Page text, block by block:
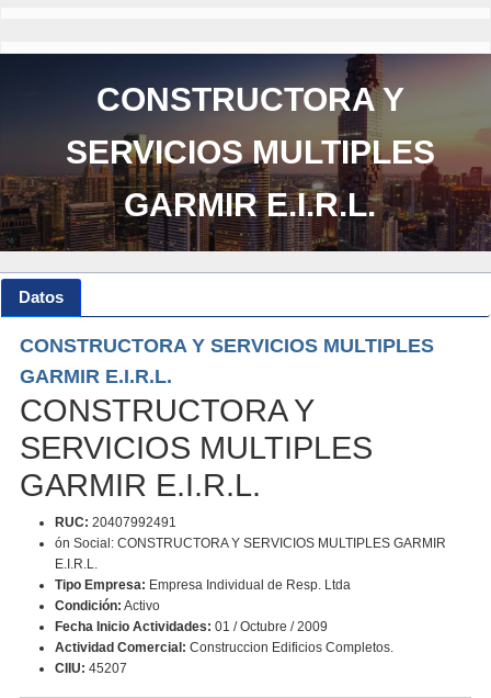
CONSTRUCTORA Y
SERVICIOS MULTIPLES
GARMIR E.I.R.L.
Datos
CONSTRUCTORA Y SERVICIOS MULTIPLES
GARMIR E.I.R.L.
CONSTRUCTORA Y
SERVICIOS MULTIPLES
GARMIR E.I.R.L.
RUC: 20407992491
ón Social: CONSTRUCTORA Y SERVICIOS MULTIPLES GARMIR
E.I.R.L.
Tipo Empresa: Empresa Individual de Resp. Ltda
Condición: Activo
Fecha Inicio Actividades: 01 / Octubre / 2009
Actividad Comercial: Construccion Edificios Completos.
CIIU: 45207